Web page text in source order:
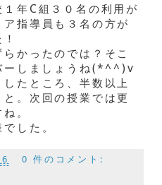
年C組３０名の利用が
指導員も３名の方が
かったのでは？そこ
ーしましょうね(*^^)v
たところ、半数以上
。次回の授業では更
。
した。
0 件のコメント: